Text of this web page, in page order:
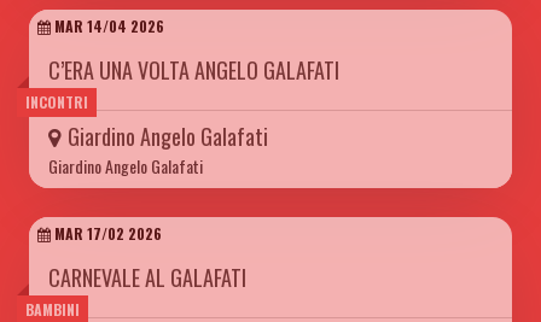
INCONTRI
MAR 14/04 2026
C’ERA UNA VOLTA ANGELO GALAFATI
Giardino Angelo Galafati
Giardino Angelo Galafati
BAMBINI
MAR 17/02 2026
CARNEVALE AL GALAFATI